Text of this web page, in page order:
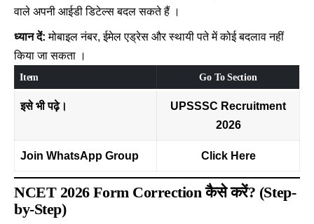
वाले अपनी आईडी डिटेल्स बदल सकते हैं ।
ध्यान दें: मोबाइल नंबर, ईमेल एड्रेस और स्थायी पते में कोई बदलाव नहीं
किया जा सकता ।
Item Go To Section
इसे भी पढ़े।
UPSSSC Recruitment
2026
Join WhatsApp Group Click Here
NCET 2026 Form Correction कैसे करें? (Step-
by-Step)